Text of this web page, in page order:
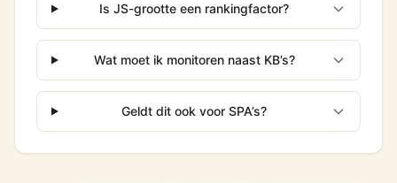
Is JS-grootte een rankingfactor?
Wat moet ik monitoren naast KB’s?
Geldt dit ook voor SPA’s?